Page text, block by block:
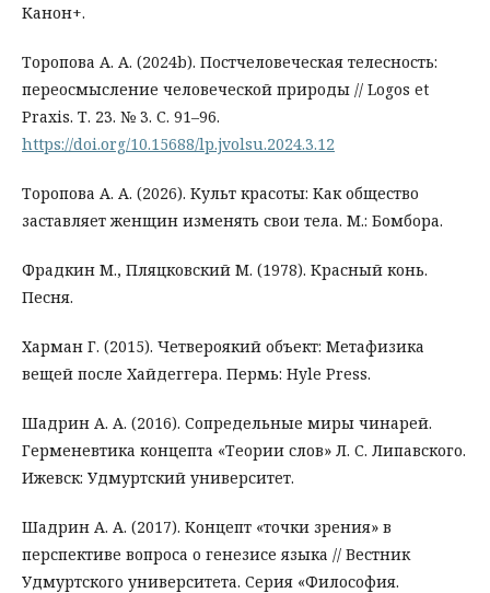
Канон+.
Торопова А. А. (2024b). Постчеловеческая телесность:
переосмысление человеческой природы // Logos et
Praxis. Т. 23. № 3. С. 91–96.
https://doi.org/10.15688/lp.jvolsu.2024.3.12
Торопова А. А. (2026). Культ красоты: Как общество
заставляет женщин изменять свои тела. М.: Бомбора.
Фрадкин М., Пляцковский М. (1978). Красный конь.
Песня.
Харман Г. (2015). Четвероякий объект: Метафизика
вещей после Хайдеггера. Пермь: Hyle Press.
Шадрин А. А. (2016). Сопредельные миры чинарей.
Герменевтика концепта «Теории слов» Л. С. Липавского.
Ижевск: Удмуртский университет.
Шадрин А. А. (2017). Концепт «точки зрения» в
перспективе вопроса о генезисе языка // Вестник
Удмуртского университета. Серия «Философия.